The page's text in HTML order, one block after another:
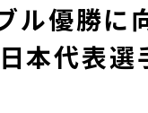
ル優勝に
本代表